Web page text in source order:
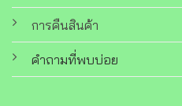
การคืนสินค้า
คำถามที่พบบ่อย